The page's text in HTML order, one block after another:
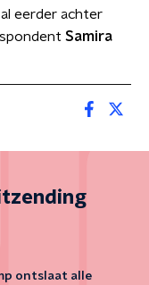
eerder achter
Samira
ontslaat alle